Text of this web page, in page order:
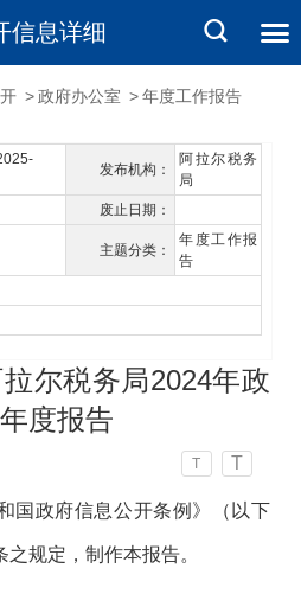
信息详细
> 政府办公室 > 年度工作报告
发布机构：
阿拉尔税务
局
废止日期：
主题分类：
年度工作报
告
尔税务局2024年政
度报告
T T
国政府信息公开条例》 （以下
规定，制作本报告。